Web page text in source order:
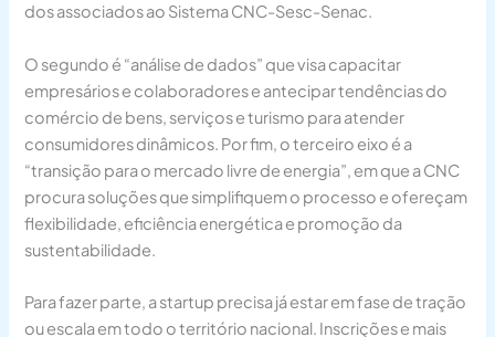
dos associados ao Sistema CNC-Sesc-Senac.
O segundo é “análise de dados” que visa capacitar
empresários e colaboradores e antecipar tendências do
comércio de bens, serviços e turismo para atender
consumidores dinâmicos. Por fim, o terceiro eixo é a
“transição para o mercado livre de energia”, em que a CNC
procura soluções que simplifiquem o processo e ofereçam
flexibilidade, eficiência energética e promoção da
sustentabilidade.
Para fazer parte, a startup precisa já estar em fase de tração
ou escala em todo o território nacional. Inscrições e mais